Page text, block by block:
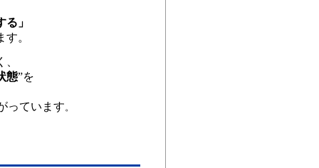
」
。
態”を
っています。